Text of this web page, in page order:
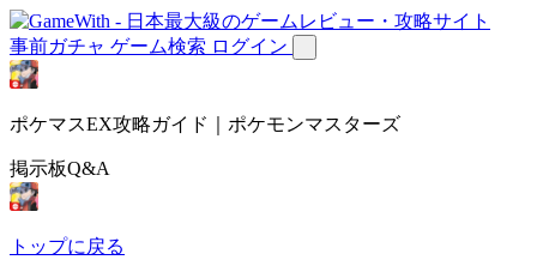
事前ガチャ ゲーム検索 ログイン
ポケマスEX攻略ガイド｜ポケモンマスターズ
掲示板Q&A
トップに戻る